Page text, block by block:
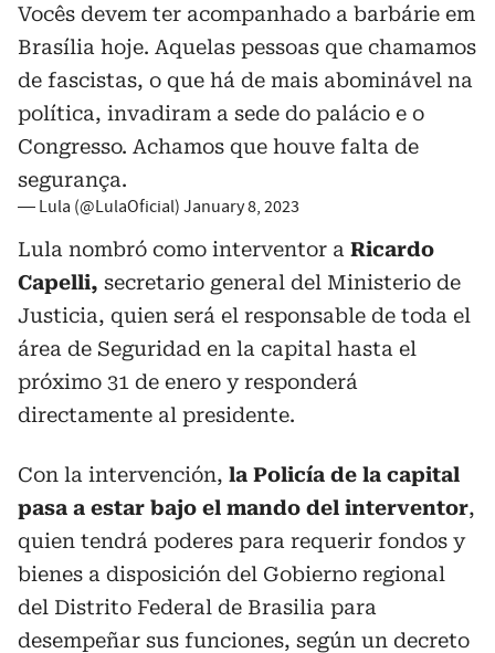
Vocês devem ter acompanhado a barbárie em
Brasília hoje. Aquelas pessoas que chamamos
de fascistas, o que há de mais abominável na
política, invadiram a sede do palácio e o
Congresso. Achamos que houve falta de
segurança.
— Lula (@LulaOficial) January 8, 2023
Lula nombró como interventor a Ricardo
Capelli, secretario general del Ministerio de
Justicia, quien será el responsable de toda el
área de Seguridad en la capital hasta el
próximo 31 de enero y responderá
directamente al presidente.
Con la intervención, la Policía de la capital
pasa a estar bajo el mando del interventor,
quien tendrá poderes para requerir fondos y
bienes a disposición del Gobierno regional
del Distrito Federal de Brasilia para
desempeñar sus funciones, según un decreto